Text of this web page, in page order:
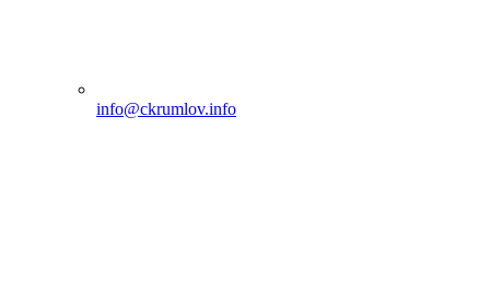
info@ckrumlov.info